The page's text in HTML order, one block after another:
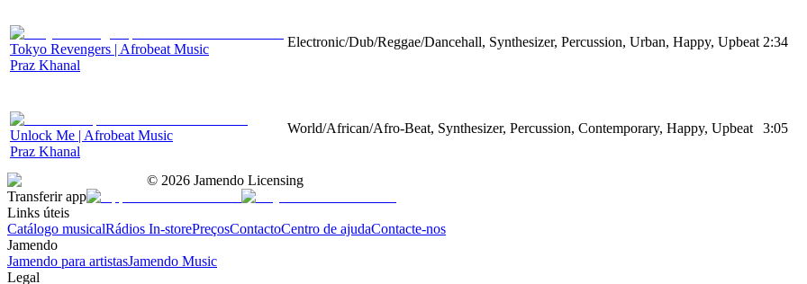
Tokyo Revengers | Afrobeat Music
Praz Khanal
Electronic/Dub/Reggae/Dancehall, Synthesizer, Percussion, Urban, Happy, Upbeat 2:34
Unlock Me | Afrobeat Music
Praz Khanal
World/African/Afro-Beat, Synthesizer, Percussion, Contemporary, Happy, Upbeat 3:05
© 2026 Jamendo Licensing
Transferir app
Links úteis
Catálogo musicalRádios In-storePreçosContactoCentro de ajudaContacte-nos
Jamendo
Jamendo para artistasJamendo Music
Legal